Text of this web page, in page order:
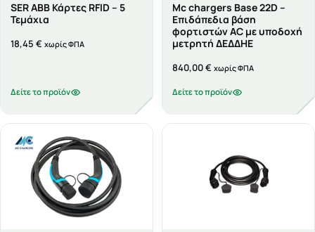
SER ΑΒΒ Κάρτες RFID – 5
Τεμάχια
18,45 € χωρίς ΦΠΑ
Δείτε το προϊόν
Mc chargers Base 22D –
Επιδάπεδια βάση
φορτιστών AC με υποδοχή
μετρητή ΔΕΔΔΗΕ
840,00€ χωρίς ΦΠΑ
Δείτε το προϊόν